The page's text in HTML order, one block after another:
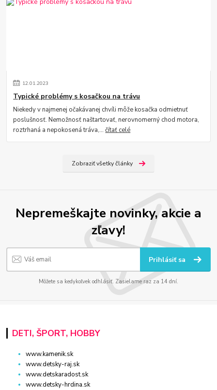
12.01.2023
Typické problémy s kosačkou na trávu
Niekedy v najmenej očakávanej chvíli môže kosačka odmietnuť
poslušnosť. Nemožnosť naštartovať, nerovnomerný chod motora,
roztrhaná a nepokosená tráva,...čítať celé
Zobraziť všetky články
Nepremeškajte novinky, akcie a
zľavy!
Prihlásiť sa
Môžete sa kedykoľvek odhlásiť. Zasielame raz za 14 dní.
DETI, ŠPORT, HOBBY
www.kamenik.sk
www.detsky-raj.sk
www.detskaradost.sk
www.detsky-hrdina.sk